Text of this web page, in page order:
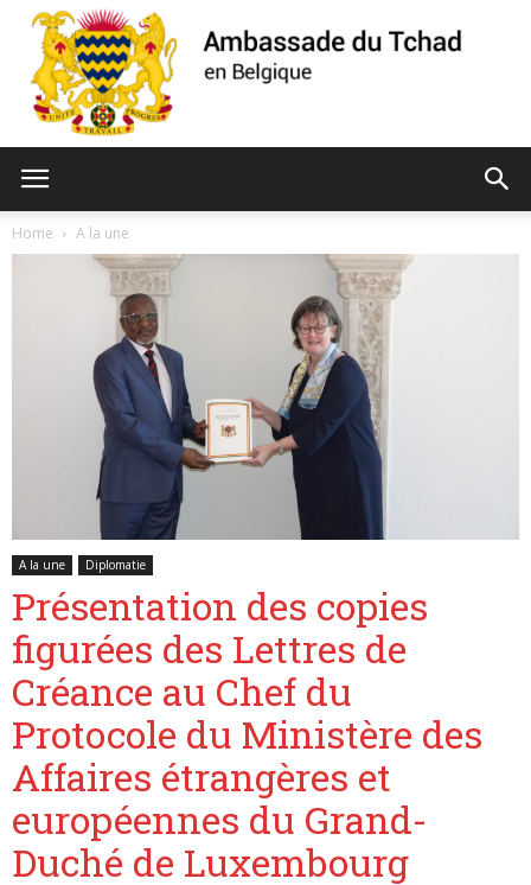
Tchad
Belgique
Home A la une
A la une Diplomatie
Présentation des copies
figurées des Lettres de
Créance au Chef du
Protocole du Ministère des
Affaires étrangères et
européennes du Grand-
Duché de Luxembourg